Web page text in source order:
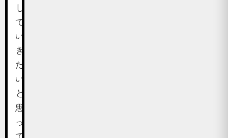
し
て
い
き
た
い
と
思
っ